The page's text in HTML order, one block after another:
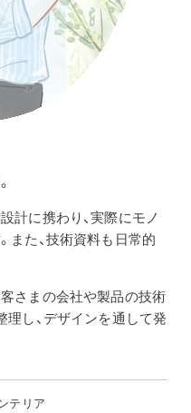
計に携わり、実際にモノ
また、技術資料も日常的
さまの会社や製品の技術
理し、デザインを通して発
テリア